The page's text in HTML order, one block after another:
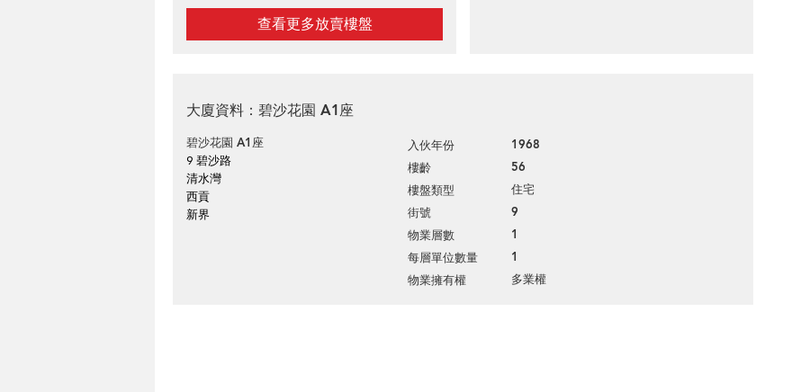
查看更多放賣樓盤
大廈資料：碧沙花園 A1座
碧沙花園 A1座
9 碧沙路
清水灣
西貢
新界
入伙年份 1968
樓齡 56
樓盤類型 住宅
街號 9
物業層數 1
每層單位數量 1
物業擁有權 多業權